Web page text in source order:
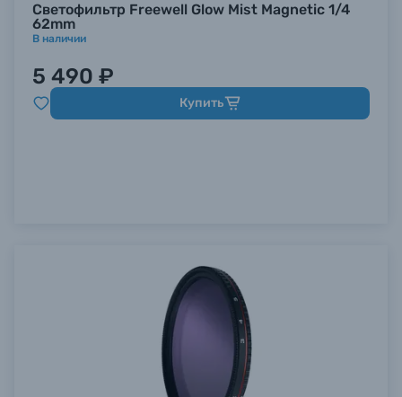
Светофильтр Freewell Glow Mist Magnetic 1/4
62mm
В наличии
5 490 ₽
Купить